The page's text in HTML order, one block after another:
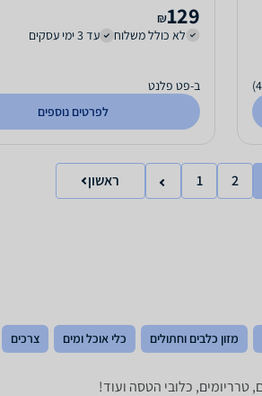
129
₪
לא כולל משלוח
עד 3 ימי עסקים
ב-פט פלנט
לפרטים נוספים
1 2 ראשון
מזון כלבים וחתולים כלי אוכל ומים צרכים